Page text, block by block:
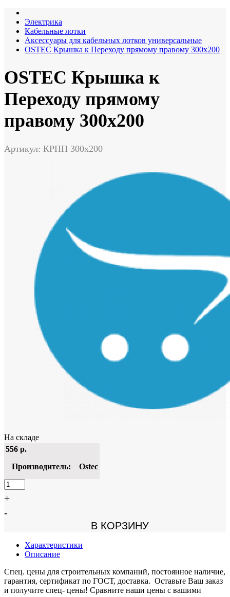
Электрика
Кабельные лотки
Аксессуары для кабельных лотков универсальные
OSTEC Крышка к Переходу прямому правому 300х200
OSTEC Крышка к
Переходу прямому
правому 300х200
Артикул: КРПП 300х200
На складе
556 р.
Производитель:
Ostec
+
-
В КОРЗИНУ
Характеристики
Описание
Спец. цены для строительных компаний, постоянное наличие,
гарантия, сертификат по ГОСТ, доставка. Оставьте Ваш заказ
и получите спец- цены! Сравните наши цены с вашими